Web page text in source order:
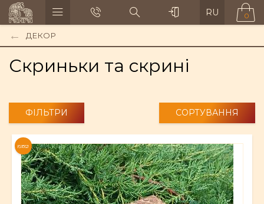
RU 0
ДЕКОР
Скриньки та скрині
ФІЛЬТРИ СОРТУВАННЯ
NEW